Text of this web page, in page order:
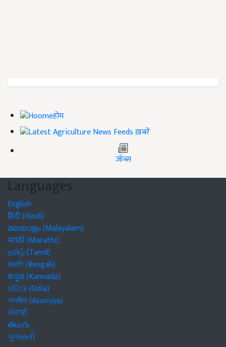
होम
ख़बरें
जॉब्स
Languages
English
हिंदी (Hindi)
മലയാളം (Malayalam)
मराठी (Marathi)
தமிழ் (Tamil)
বাঙালি (Bengali)
ಕನ್ನಡ (Kannada)
ଓଡିଆ (Odia)
অসমীয়া (Asomiya)
ਪੰਜਾਬੀ
తెలుగు
ગુજરાતી